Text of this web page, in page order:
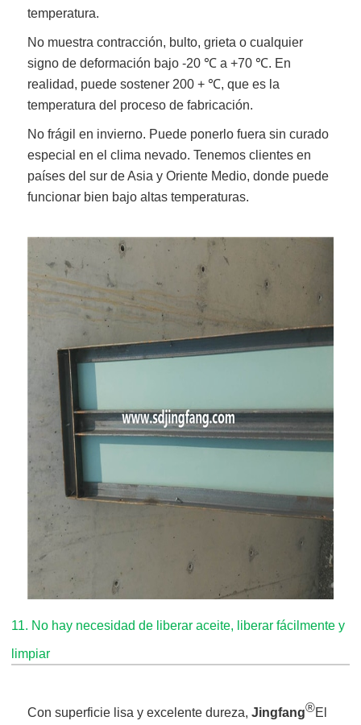
temperatura.
No muestra contracción, bulto, grieta o cualquier
signo de deformación bajo -20 ℃ a +70 ℃. En
realidad, puede sostener 200 + ℃, que es la
temperatura del proceso de fabricación.
No frágil en invierno. Puede ponerlo fuera sin curado
especial en el clima nevado. Tenemos clientes en
países del sur de Asia y Oriente Medio, donde puede
funcionar bien bajo altas temperaturas.
11. No hay necesidad de liberar aceite, liberar fácilmente y
limpiar
Con superficie lisa y excelente dureza,Jingfang®El